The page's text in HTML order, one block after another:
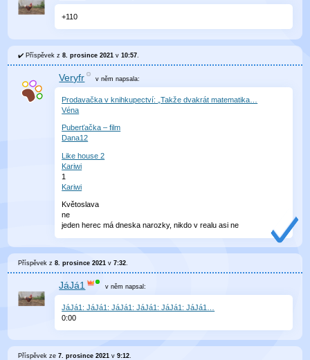
+110
Příspěvek z8. prosince 2021 v10:57.
Veryfr v němnapsala:
Prodavačka v knihkupectví: „Takže dvakrát matematika…
Véna
Puberťačka – film
Dana12
Like house 2
Kariwi
1
Kariwi
Květoslava
ne
jeden herec má dneska narozky, nikdo v realu asi ne
Příspěvek z8. prosince 2021 v7:32.
JáJá1 v něm napsal:
JáJá1: JáJá1: JáJá1: JáJá1: JáJá1: JáJá1…
0:00
Příspěvek ze7. prosince 2021 v9:12